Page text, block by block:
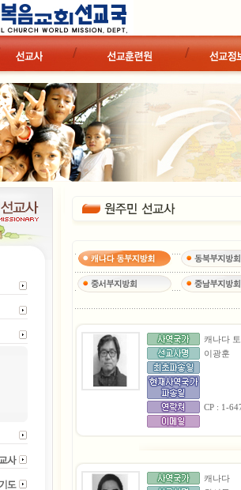
캐나다
이광훈
CP : 1-
캐나다